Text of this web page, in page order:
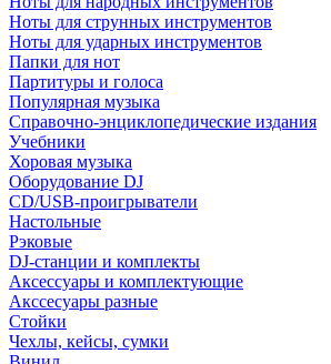
Ноты для струнных инструментов
Ноты для ударных инструментов
Папки для нот
Партитуры и голоса
Популярная музыка
Справочно-энциклопедические издания
Учебники
Хоровая музыка
Оборудование DJ
CD/USB-проигрыватели
Настольные
Рэковые
DJ-станции и комплекты
Аксессуары и комплектующие
Акссесуары разные
Стойки
Чехлы, кейсы, сумки